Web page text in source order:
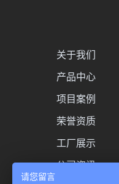
关于我们
产品中心
项目案例
荣誉资质
工厂展示
公司资讯
请您留言